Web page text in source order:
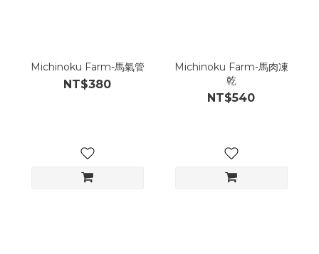
Michinoku Farm-馬氣管
NT$380
Michinoku Farm-馬肉凍
乾
NT$540